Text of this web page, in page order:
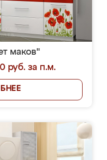
маков"
руб. за п.м.